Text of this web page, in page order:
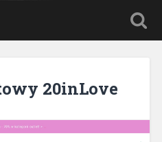
20inLove